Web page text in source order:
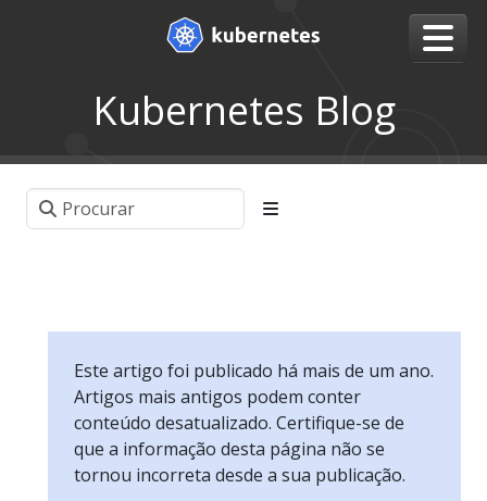
Kubernetes Blog
Este artigo foi publicado há mais de um ano.
Artigos mais antigos podem conter
conteúdo desatualizado. Certifique-se de
que a informação desta página não se
tornou incorreta desde a sua publicação.